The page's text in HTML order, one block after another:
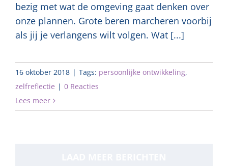
bezig met wat de omgeving gaat denken over
onze plannen. Grote beren marcheren voorbij
als jij je verlangens wilt volgen. Wat [...]
16 oktober 2018 | Tags: persoonlijke ontwikkeling,
zelfreflectie | 0 Reacties
Lees meer